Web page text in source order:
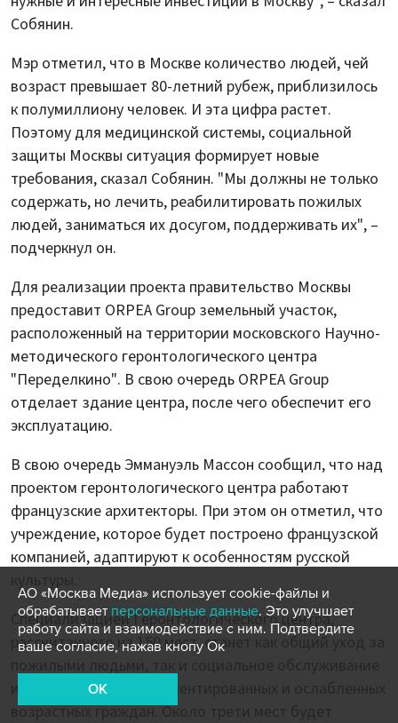
Собянин.
Мэр отметил, что в Москве количество людей, чей
возраст превышает 80-летний рубеж, приблизилось
к полумиллиону человек. И эта цифра растет.
Поэтому для медицинской системы, социальной
защиты Москвы ситуация формирует новые
требования, сказал Собянин. "Мы должны не только
содержать, но лечить, реабилитировать пожилых
людей, заниматься их досугом, поддерживать их", –
подчеркнул он.
Для реализации проекта правительство Москвы
предоставит ORPEA Group земельный участок,
расположенный на территории московского Научно-
методического геронтологического центра
"Переделкино". В свою очередь ORPEA Group
отделает здание центра, после чего обеспечит его
эксплуатацию.
В свою очередь Эммануэль Массон сообщил, что над
проектом геронтологического центра работают
французские архитекторы. При этом он отметил, что
учреждение, которое будет построено французской
компанией, адаптируют к особенностям русской
Специализацией Геронтологического центра,
рассчитанного на 150 мест, станет как общий уход за
и реабилитация дезориентированных и ослабленных
возрастных граждан. Около трети мест будет
АО «Москва Медиа» использует cookie-файлы и
обрабатывает персональные данные. Это улучшает
работу сайта и взаимодействие с ним. Подтвердите
ваше согласие, нажав кнопу Ок
OK